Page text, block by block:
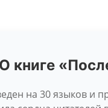
О книге
на 30 языков и